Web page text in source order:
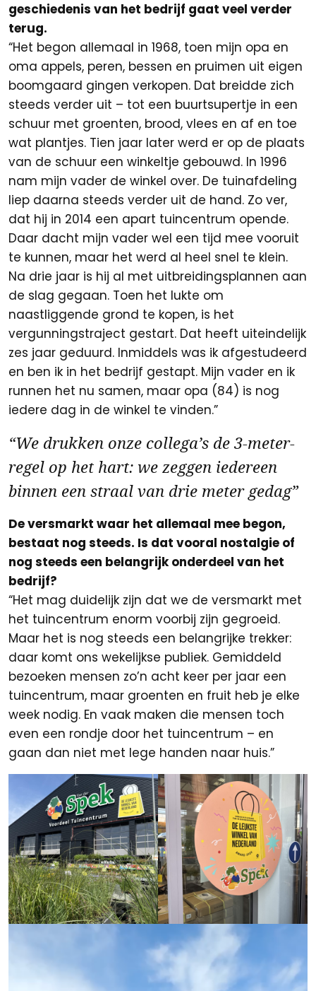
geschiedenis van het bedrijf gaat veel verder
terug.
“Het begon allemaal in 1968, toen mijn opa en
oma appels, peren, bessen en pruimen uit eigen
boomgaard gingen verkopen. Dat breidde zich
steeds verder uit – tot een buurtsupertje in een
schuur met groenten, brood, vlees en af en toe
wat plantjes. Tien jaar later werd er op de plaats
van de schuur een winkeltje gebouwd. In 1996
nam mijn vader de winkel over. De tuinafdeling
liep daarna steeds verder uit de hand. Zo ver,
dat hij in 2014 een apart tuincentrum opende.
Daar dacht mijn vader wel een tijd mee vooruit
te kunnen, maar het werd al heel snel te klein.
Na drie jaar is hij al met uitbreidingsplannen aan
de slag gegaan. Toen het lukte om
naastliggende grond te kopen, is het
vergunningstraject gestart. Dat heeft uiteindelijk
zes jaar geduurd. Inmiddels was ik afgestudeerd
en ben ik in het bedrijf gestapt. Mijn vader en ik
runnen het nu samen, maar opa (84) is nog
iedere dag in de winkel te vinden.”
“We drukken onze collega’s de 3-meter-
regel op het hart: we zeggen iedereen
binnen een straal van drie meter gedag”
De versmarkt waar het allemaal mee begon,
bestaat nog steeds. Is dat vooral nostalgie of
nog steeds een belangrijk onderdeel van het
bedrijf?
“Het mag duidelijk zijn dat we de versmarkt met
het tuincentrum enorm voorbij zijn gegroeid.
Maar het is nog steeds een belangrijke trekker:
daar komt ons wekelijkse publiek. Gemiddeld
bezoeken mensen zo’n acht keer per jaar een
tuincentrum, maar groenten en fruit heb je elke
week nodig. En vaak maken die mensen toch
even een rondje door het tuincentrum – en
gaan dan niet met lege handen naar huis.”